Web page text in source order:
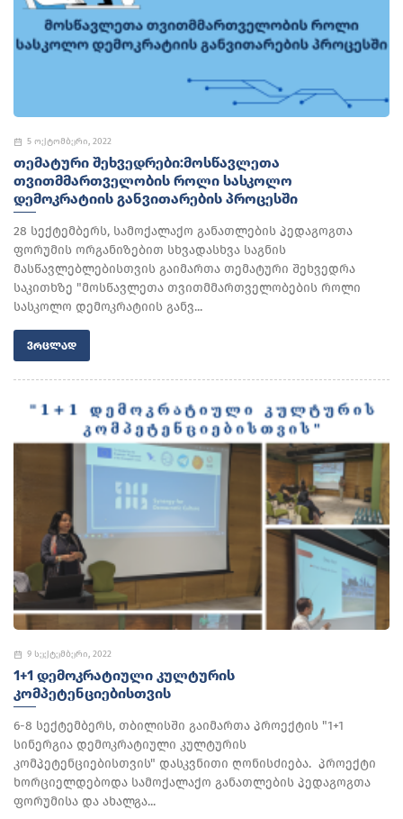
5 ოქტომბერი, 2022
ᲗᲔᲛᲐᲢᲣᲠᲘ ᲨᲔᲮᲕᲔᲓᲠᲔᲑᲘ:ᲛᲝᲡᲬᲐᲕᲚᲔᲗᲐ
ᲗᲕᲘᲗᲛᲛᲐᲠᲗᲕᲔᲚᲝᲑᲘᲡ ᲠᲝᲚᲘ ᲡᲐᲡᲙᲝᲚᲝ
ᲓᲔᲛᲝᲙᲠᲐᲢᲘᲘᲡ ᲒᲐᲜᲕᲘᲗᲐᲠᲔᲑᲘᲡ ᲞᲠᲝᲪᲔᲡᲨᲘ
28 სექტემბერს, სამოქალაქო განათლების პედაგოგთა
ფორუმის ორგანიზებით სხვადასხვა საგნის
მასწავლებლებისთვის გაიმართა თემატური შეხვედრა
საკითხზე "მოსწავლეთა თვითმმართველობების როლი
სასკოლო დემოკრატიის განვ...
ᲕᲠᲪᲚᲐᲓ
9 სექტემბერი, 2022
1+1 ᲓᲔᲛᲝᲙᲠᲐᲢᲘᲣᲚᲘ ᲙᲣᲚᲢᲣᲠᲘᲡ
ᲙᲝᲛᲞᲔᲢᲔᲜᲪᲘᲔᲑᲘᲡᲗᲕᲘᲡ
6-8 სექტემბერს, თბილისში გაიმართა პროექტის "1+1
სინერგია დემოკრატიული კულტურის
კომპეტენციებისთვის" დასკვნითი ღონისძიება. პროექტი
ხორციელდებოდა სამოქალაქო განათლების პედაგოგთა
ფორუმისა და ახალგა...